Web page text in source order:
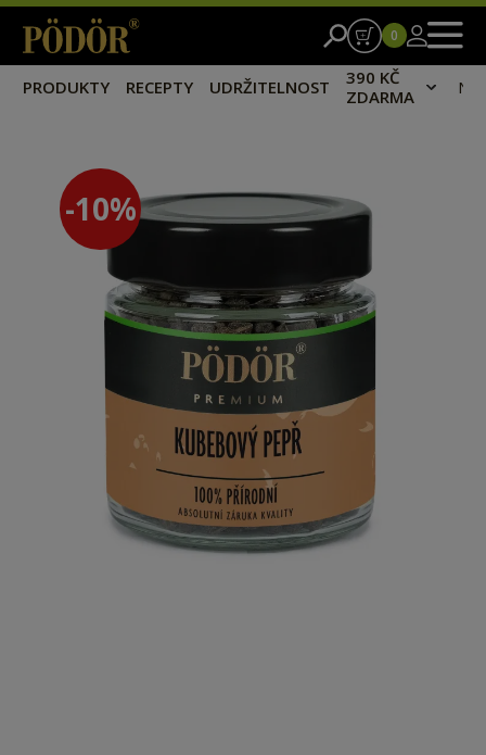
PRODUKTY RECEPTY UDRŽITELNOST
390 KČ
ZDARMA
0
-10%